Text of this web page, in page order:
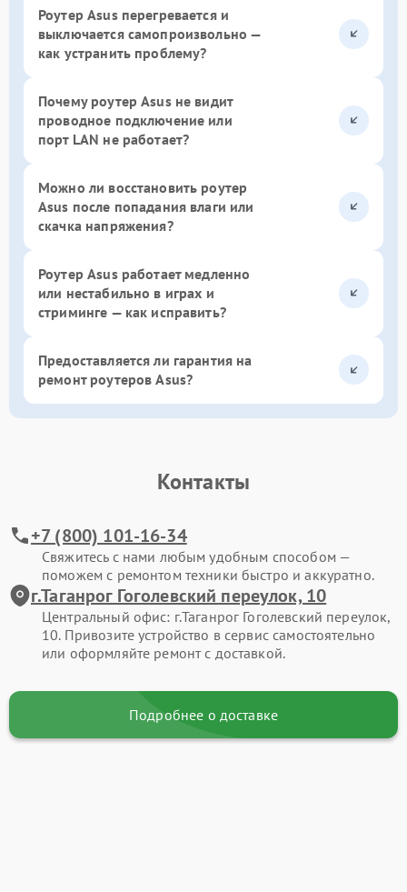
Роутер Asus перегревается и
выключается самопроизвольно —
как устранить проблему?
Почему роутер Asus не видит
проводное подключение или
порт LAN не работает?
Можно ли восстановить роутер
Asus после попадания влаги или
скачка напряжения?
Роутер Asus работает медленно
или нестабильно в играх и
стриминге — как исправить?
Предоставляется ли гарантия на
ремонт роутеров Asus?
Контакты
+7 (800) 101-16-34
Свяжитесь с нами любым удобным способом —
поможем с ремонтом техники быстро и аккуратно.
г.Таганрог Гоголевский переулок, 10
Центральный офис: г.Таганрог Гоголевский переулок,
10. Привозите устройство в сервис самостоятельно
или оформляйте ремонт с доставкой.
Подробнее о доставке